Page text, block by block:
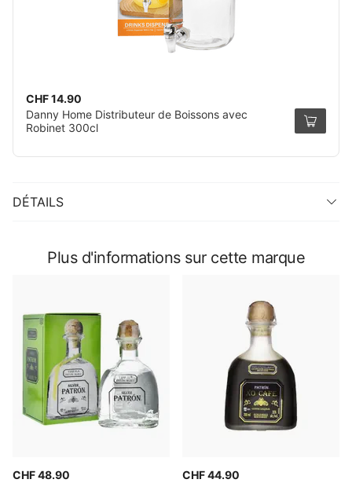
CHF 14.90
Danny Home Distributeur de Boissons avec
Robinet 300cl
DÉTAILS
Plus d'informations sur cette marque
CHF 48.90
CHF 44.90